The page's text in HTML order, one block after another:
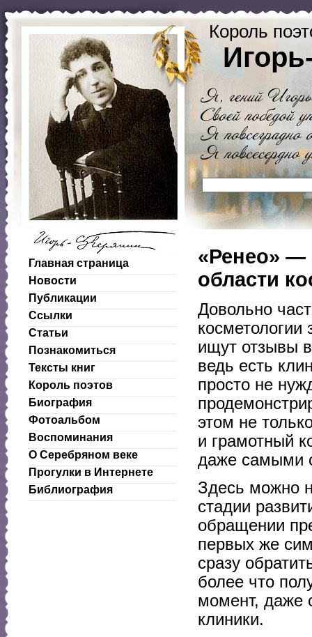
Король
Главная страница
Новости
Публикации
Ссылки
Статьи
Познакомиться
Тексты книг
Король поэтов
Биография
Фотоальбом
Воспоминания
О Серебряном веке
Прогулки в Интернете
Библиография
«Ренео» —
области
Довольно
ищут отзывы
ведь есть
просто не
этом не
и грамотный
даже самыми
Здесь можно
стадии
обращении
первых же
сразу
более что
момент, даже
клиники.